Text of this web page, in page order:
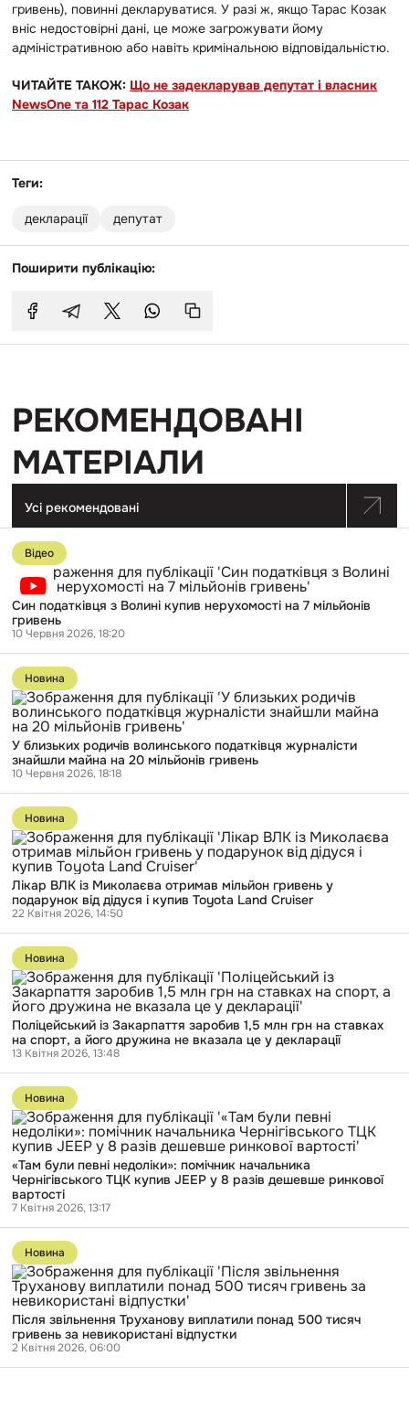
гривень), повинні декларуватися. У разі ж, якщо Тарас Козак
вніс недостовірні дані, це може загрожувати йому
адміністративною або навіть кримінальною відповідальністю.
ЧИТАЙТЕ ТАКОЖ: Що не задекларував депутат і власник
NewsOne та 112 Тарас Козак
Теги:
декларації депутат
Поширити публікацію:
РЕКОМЕНДОВАНІ
МАТЕРІАЛИ
Усі рекомендовані
Перейти
до
публікації
Син
податківця
Волині
купив
нерухомості
на
мільйонів
гривень
Відео
Син податківця з Волині купив нерухомості на 7 мільйонів
гривень
10 Червня 2026, 18:20
Перейти
до
публікації
близьких
родичів
волинського
податківця
журналісти
знайшли
майна
на
20
мільйонів
гривень
Новина
У близьких родичів волинського податківця журналісти
знайшли майна на 20 мільйонів гривень
10 Червня 2026, 18:18
Перейти
до
публікації
Лікар
ВЛК
Миколаєва
отримав
мільйон
гривень
подарунок
від
дідуся
купив
Toyota
Land
Cruiser
Новина
Лікар ВЛК із Миколаєва отримав мільйон гривень у
подарунок від дідуся і купив Toyota Land Cruiser
22 Квітня 2026, 14:50
Перейти
до
публікації
Поліцейський
Закарпаття
заробив
1,5
млн
грн
на
ставках
на
спорт,
його
дружина
не
вказала
це
у
декларації
Новина
Поліцейський із Закарпаття заробив 1,5 млн грн на ставках
на спорт, а його дружина не вказала це у декларації
13 Квітня 2026, 13:48
Перейти
до
публікації
«Там
були
певні
недоліки»:
помічник
начальника
Чернігівського
ТЦК
купив
JEEP
разів
дешевше
ринкової
вартості
Новина
«Там були певні недоліки»: помічник начальника
Чернігівського ТЦК купив JEEP у 8 разів дешевше ринкової
вартості
7 Квітня 2026, 13:17
Перейти
до
публікації
Після
звільнення
Труханову
виплатили
понад
500
тисяч
Новина
Після звільнення Труханову виплатили понад 500 тисяч
гривень за невикористані відпустки
2 Квітня 2026, 06:00